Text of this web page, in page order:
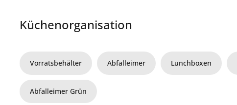
Küchenorganisation
Vorratsbehälter Abfalleimer Lunchboxen
Abfalleimer Grün